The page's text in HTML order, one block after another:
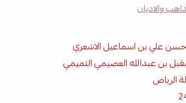
والاديان
علي بن اسماعيل الاشعري
بن عبدالله العصيمي التميمي
الرياض